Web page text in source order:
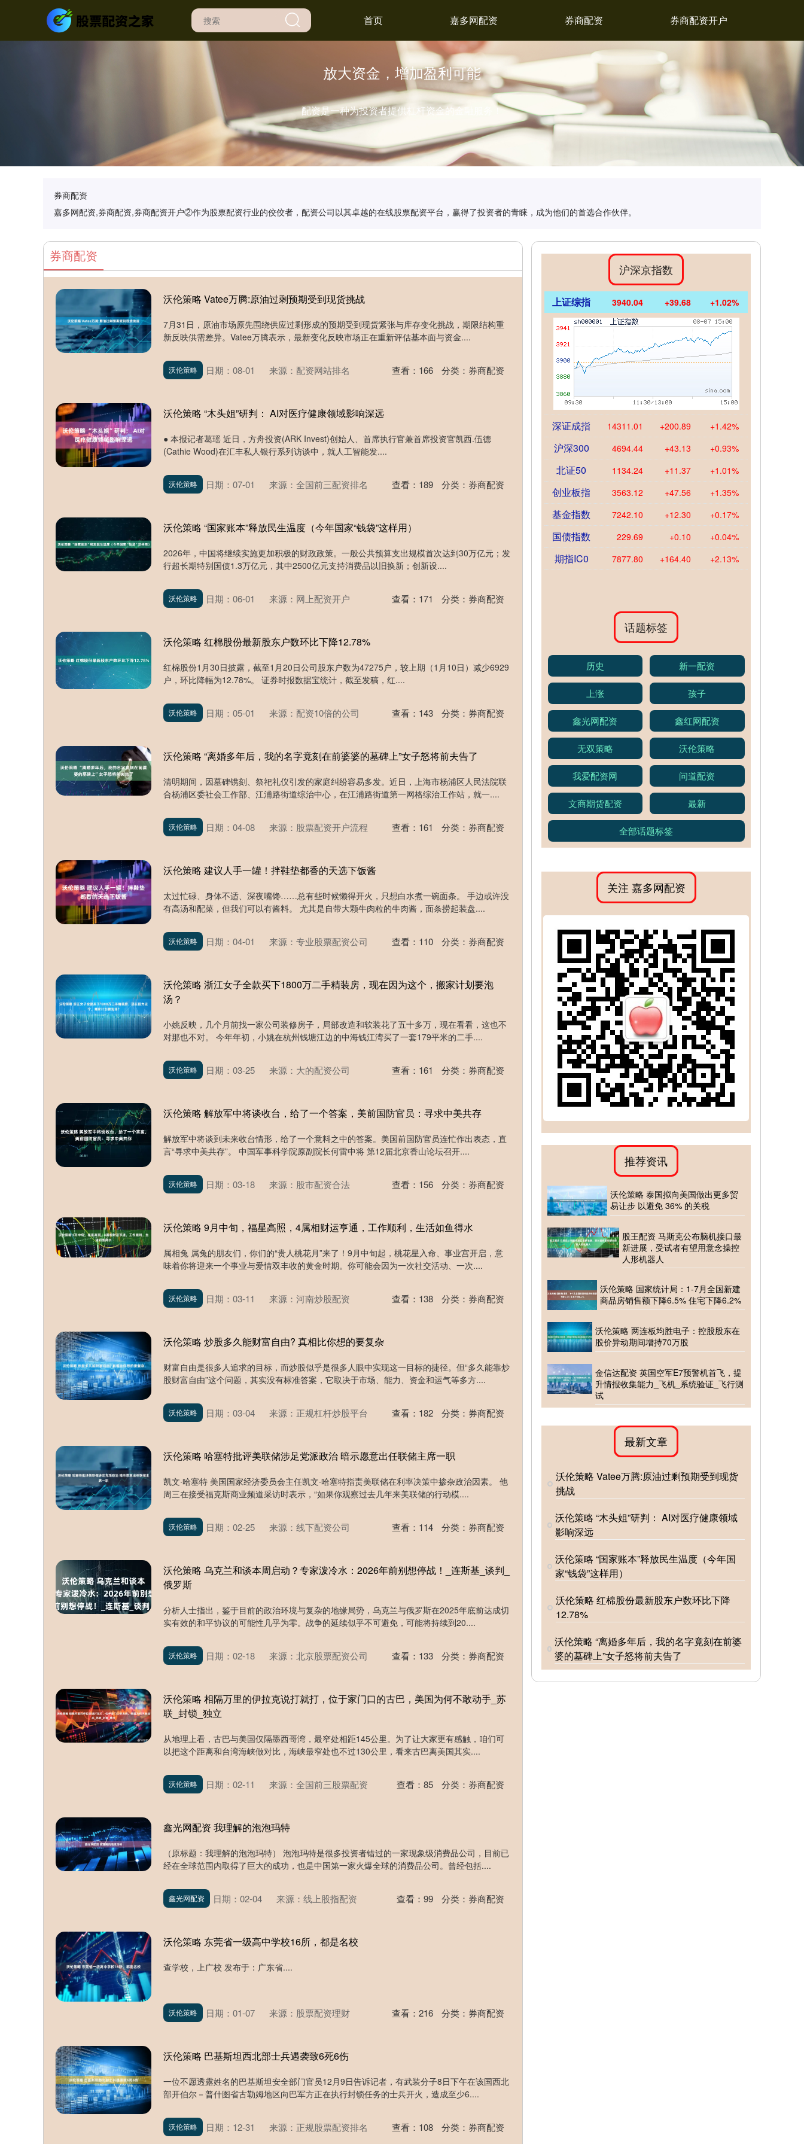
首页 嘉多网配资 券商配资 券商配资开户
放大资金，增加盈利可能
配资是一种为投资者提供杠杆资金的金融服务！
券商配资
嘉多网配资,券商配资,券商配资开户②作为股票配资行业的佼佼者，配资公司以其卓越的在线股票配资平台，赢得了投资者的青睐，成为他们的首选合作伙伴。
券商配资
沃伦策略 Vatee万腾:原油过剩预期受到现货挑战
7月31日，原油市场原先围绕供应过剩形成的预期受到现货紧张与库存变化挑战，期限结构重
新反映供需差异。Vatee万腾表示，最新变化反映市场正在重新评估基本面与资金....
沃伦策略 日期：08-01 来源：配资网站排名 查看： 166 分类： 券商配资
沃伦策略 “木头姐”研判： AI对医疗健康领域影响深远
● 本报记者葛瑶 近日，方舟投资(ARK Invest)创始人、首席执行官兼首席投资官凯西.伍德
(Cathie Wood)在汇丰私人银行系列访谈中，就人工智能发....
沃伦策略 日期：07-01 来源：全国前三配资排名 查看： 189 分类： 券商配资
沃伦策略 “国家账本”释放民生温度（今年国家“钱袋”这样用）
2026年，中国将继续实施更加积极的财政政策。一般公共预算支出规模首次达到30万亿元；发
行超长期特别国债1.3万亿元，其中2500亿元支持消费品以旧换新；创新设....
沃伦策略 日期：06-01 来源：网上配资开户 查看： 171 分类： 券商配资
沃伦策略 红棉股份最新股东户数环比下降12.78%
红棉股份1月30日披露，截至1月20日公司股东户数为47275户，较上期（1月10日）减少6929
户，环比降幅为12.78%。 证券时报数据宝统计，截至发稿，红....
沃伦策略 日期：05-01 来源：配资10倍的公司 查看： 143 分类： 券商配资
沃伦策略 “离婚多年后，我的名字竟刻在前婆婆的墓碑上”女子怒将前夫告了
清明期间，因墓碑镌刻、祭祀礼仪引发的家庭纠纷容易多发。近日，上海市杨浦区人民法院联
合杨浦区委社会工作部、江浦路街道综治中心，在江浦路街道第一网格综治工作站，就一....
沃伦策略 日期：04-08 来源：股票配资开户流程 查看： 161 分类： 券商配资
沃伦策略 建议人手一罐！拌鞋垫都香的天选下饭酱
太过忙碌、身体不适、深夜嘴馋……总有些时候懒得开火，只想白水煮一碗面条。 手边或许没
有高汤和配菜，但我们可以有酱料。 尤其是自带大颗牛肉粒的牛肉酱，面条捞起装盘....
沃伦策略 日期：04-01 来源：专业股票配资公司 查看： 110 分类： 券商配资
沃伦策略 浙江女子全款买下1800万二手精装房，现在因为这个，搬家计划要泡
汤？
小姚反映，几个月前找一家公司装修房子，局部改造和软装花了五十多万，现在看看，这也不
对那也不对。 今年年初，小姚在杭州钱塘江边的中海钱江湾买了一套179平米的二手....
沃伦策略 日期：03-25 来源：大的配资公司 查看： 161 分类： 券商配资
沃伦策略 解放军中将谈收台，给了一个答案，美前国防官员：寻求中美共存
解放军中将谈到未来收台情形，给了一个意料之中的答案。美国前国防官员连忙作出表态，直
言“寻求中美共存”。 中国军事科学院原副院长何雷中将 第12届北京香山论坛召开....
沃伦策略 日期：03-18 来源：股市配资合法 查看： 156 分类： 券商配资
沃伦策略 9月中旬，福星高照，4属相财运亨通，工作顺利，生活如鱼得水
属相兔 属兔的朋友们，你们的“贵人桃花月”来了！9月中旬起，桃花星入命、事业宫开启，意
味着你将迎来一个事业与爱情双丰收的黄金时期。你可能会因为一次社交活动、一次....
沃伦策略 日期：03-11 来源：河南炒股配资 查看： 138 分类： 券商配资
沃伦策略 炒股多久能财富自由? 真相比你想的要复杂
财富自由是很多人追求的目标，而炒股似乎是很多人眼中实现这一目标的捷径。但“多久能靠炒
股财富自由”这个问题，其实没有标准答案，它取决于市场、能力、资金和运气等多方....
沃伦策略 日期：03-04 来源：正规杠杆炒股平台 查看： 182 分类： 券商配资
沃伦策略 哈塞特批评美联储涉足党派政治 暗示愿意出任联储主席一职
凯文·哈塞特 美国国家经济委员会主任凯文·哈塞特指责美联储在利率决策中掺杂政治因素。 他
周三在接受福克斯商业频道采访时表示，“如果你观察过去几年来美联储的行动模....
沃伦策略 日期：02-25 来源：线下配资公司 查看： 114 分类： 券商配资
沃伦策略 乌克兰和谈本周启动？专家泼冷水：2026年前别想停战！_连斯基_谈判_
俄罗斯
分析人士指出，鉴于目前的政治环境与复杂的地缘局势，乌克兰与俄罗斯在2025年底前达成切
实有效的和平协议的可能性几乎为零。战争的延续似乎不可避免，可能将持续到20....
沃伦策略 日期：02-18 来源：北京股票配资公司 查看： 133 分类： 券商配资
沃伦策略 相隔万里的伊拉克说打就打，位于家门口的古巴，美国为何不敢动手_苏
联_封锁_独立
从地理上看，古巴与美国仅隔墨西哥湾，最窄处相距145公里。为了让大家更有感触，咱们可
以把这个距离和台湾海峡做对比，海峡最窄处也不过130公里，看来古巴离美国其实....
沃伦策略 日期：02-11 来源：全国前三股票配资 查看： 85 分类： 券商配资
鑫光网配资 我理解的泡泡玛特
（原标题：我理解的泡泡玛特） 泡泡玛特是很多投资者错过的一家现象级消费品公司，目前已
经在全球范围内取得了巨大的成功，也是中国第一家火爆全球的消费品公司。曾经包括....
鑫光网配资 日期：02-04 来源：线上股指配资 查看： 99 分类： 券商配资
沃伦策略 东莞省一级高中学校16所，都是名校
查学校，上广校 发布于：广东省....
沃伦策略 日期：01-07 来源：股票配资理财 查看： 216 分类： 券商配资
沃伦策略 巴基斯坦西北部士兵遇袭致6死6伤
一位不愿透露姓名的巴基斯坦安全部门官员12月9日告诉记者，有武装分子8日下午在该国西北
部开伯尔－普什图省古勒姆地区向巴军方正在执行封锁任务的士兵开火，造成至少6....
沃伦策略 日期：12-31 来源：正规股票配资排名 查看： 108 分类： 券商配资
沪深京指数
上证综指 3940.04 +39.68 +1.02%
深证成指 14311.01 +200.89 +1.42%
沪深300 4694.44 +43.13 +0.93%
北证50 1134.24 +11.37 +1.01%
创业板指 3563.12 +47.56 +1.35%
基金指数 7242.10 +12.30 +0.17%
国债指数 229.69 +0.10 +0.04%
期指IC0 7877.80 +164.40 +2.13%
话题标签
历史 新一配资
上涨 孩子
鑫光网配资 鑫红网配资
无双策略 沃伦策略
我爱配资网 问道配资
文商期货配资 最新
全部话题标签
关注 嘉多网配资
推荐资讯
沃伦策略 泰国拟向美国做出更多贸
易让步 以避免 36% 的关税
股王配资 马斯克公布脑机接口最
新进展，受试者有望用意念操控
人形机器人
沃伦策略 国家统计局：1-7月全国新建
商品房销售额下降6.5% 住宅下降6.2%
沃伦策略 两连板均胜电子：控股股东在
股价异动期间增持70万股
金信达配资 英国空军E7预警机首飞，提
升情报收集能力_飞机_系统验证_飞行测
试
最新文章
沃伦策略 Vatee万腾:原油过剩预期受到现货
挑战
沃伦策略 “木头姐”研判： AI对医疗健康领域
影响深远
沃伦策略 “国家账本”释放民生温度（今年国
家“钱袋”这样用）
沃伦策略 红棉股份最新股东户数环比下降
12.78%
沃伦策略 “离婚多年后，我的名字竟刻在前婆
婆的墓碑上”女子怒将前夫告了